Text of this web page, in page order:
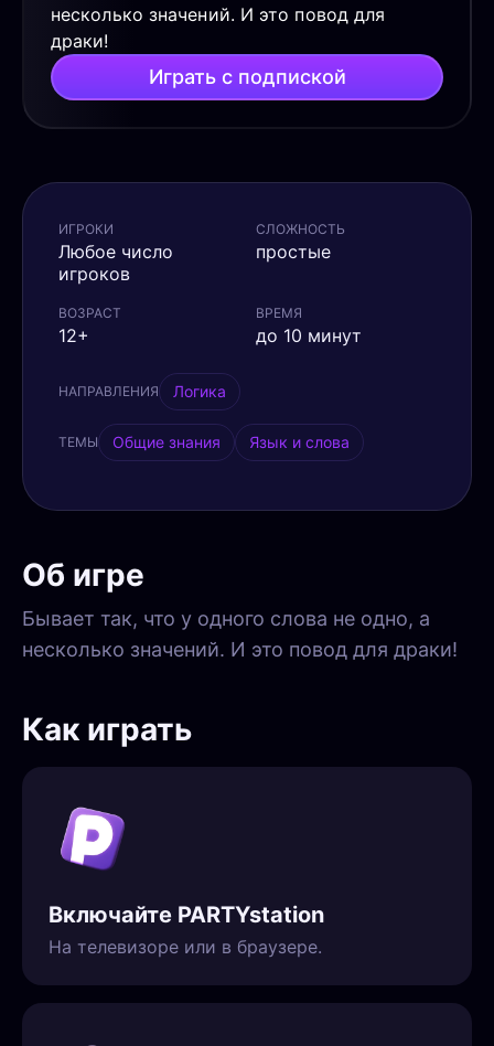
несколько значений. И это повод для
драки!
Играть с подпиской
ИГРОКИ
Любое число
игроков
СЛОЖНОСТЬ
простые
ВОЗРАСТ
12+
ВРЕМЯ
до 10 минут
НАПРАВЛЕНИЯ Логика
ТЕМЫ Общие знания Язык и слова
Об игре
Бывает так, что у одного слова не одно, а
несколько значений. И это повод для драки!
Как играть
Включайте PARTYstation
На телевизоре или в браузере.